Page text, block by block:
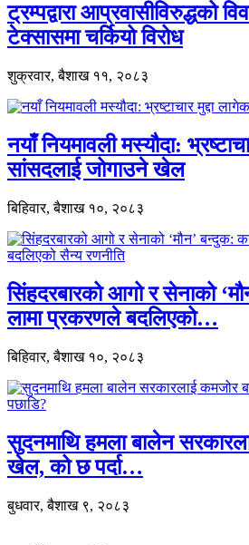
ट्रम्पद्वारा आप्रवासीविरुद्धको
टेक्सासमा चर्कियो विरोध
शुक्रवार, बैशाख ११, २०८३
नयाँ नियमावली मस्यौदा:
सांसदलाई जोगाउने खेल
बिहिवार, बैशाख १०, २०८३
सिंहदरबारको आगो र सेनाको
लामा प्रकरणले बदलिएको…
बिहिवार, बैशाख १०, २०८३
सुदनमाथि हमला बालेन
खेल, को छ पर्दा…
बुधवार, बैशाख ९, २०८३